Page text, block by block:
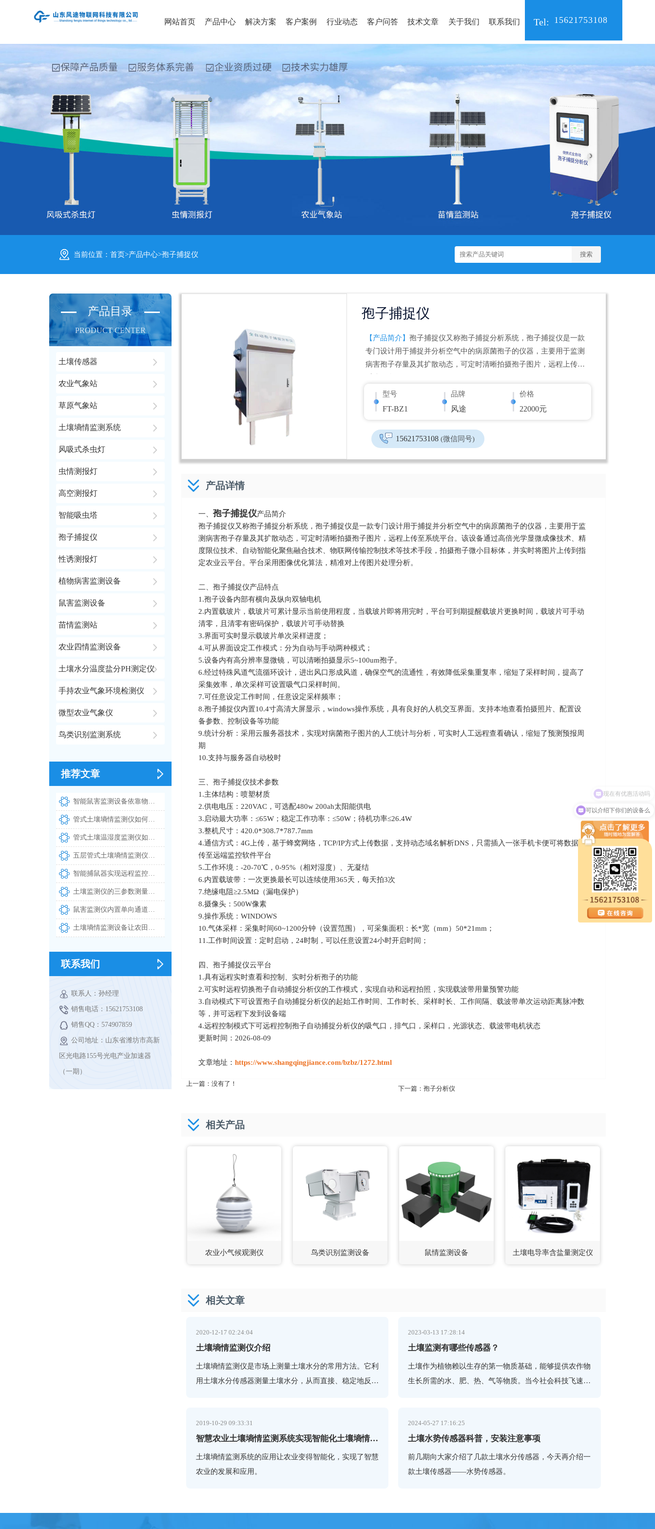
Tel: 15621753108
网站首页 产品中心 解决方案 客户案例 行业动态 客户问答 技术文章 关于我们 联系我们
当前位置： 首页>产品中心>孢子捕捉仪
产品目录
PRODUCT CENTER
土壤传感器
农业气象站
草原气象站
土壤墒情监测系统
风吸式杀虫灯
虫情测报灯
高空测报灯
智能吸虫塔
孢子捕捉仪
性诱测报灯
植物病害监测设备
鼠害监测设备
苗情监测站
农业四情监测设备
土壤水分温度盐分PH测定仪
手持农业气象环境检测仪
微型农业气象仪
鸟类识别监测系统
推荐文章
智能鼠害监测设备依靠物联网技术完成全天候鼠情采集工作
管式土壤墒情监测仪如何实现多深度土壤温湿度同步测量
管式土壤温湿度监测仪如何实现多层土壤参数同步测量
五层管式土壤墒情监测仪实现多深度土壤温湿度的同步测量
智能捕鼠器实现远程监控与自动识别鼠害
土壤监测仪的三参数测量精度及其在智慧农业中的应用
鼠害监测仪内置单向通道与高清摄像头实现自动拍照识别上报
土壤墒情监测设备让农田灌溉告别凭经验决策
联系我们
联系人：孙经理
销售电话：15621753108
销售QQ：574907859
公司地址：山东省潍坊市高新
区光电路155号光电产业加速器
（一期）
孢子捕捉仪
【产品简介】 孢子捕捉仪又称孢子捕捉分析系统，孢子捕捉仪是一款
专门设计用于捕捉并分析空气中的病原菌孢子的仪器，主要用于监测
病害孢子存量及其扩散动态，可定时清晰拍摄孢子图片，远程上传至
型号
FT-BZ1
品牌
风途
价格
22000元
15621753108(微信同号)
产品详情
一、孢子捕捉仪产品简介
孢子捕捉仪又称孢子捕捉分析系统，孢子捕捉仪是一款专门设计用于捕捉并分析空气中的病原菌孢子的仪器，主要用于监
测病害孢子存量及其扩散动态，可定时清晰拍摄孢子图片，远程上传至系统平台。该设备通过高倍光学显微成像技术、精
度限位技术、自动智能化聚焦融合技术、物联网传输控制技术等技术手段，拍摄孢子微小目标体，并实时将图片上传到指
定农业云平台。平台采用图像优化算法，精准对上传图片处理分析。
二、孢子捕捉仪产品特点
1.孢子设备内部有横向及纵向双轴电机
2.内置载玻片，载玻片可累计显示当前使用程度，当载玻片即将用完时，平台可到期提醒载玻片更换时间，载玻片可手动
清零，且清零有密码保护，载玻片可手动替换
3.界面可实时显示载玻片单次采样进度；
4.可从界面设定工作模式：分为自动与手动两种模式；
5.设备内有高分辨率显微镜，可以清晰拍摄显示5~100um孢子。
6.经过特殊风道气流循环设计，进出风口形成风道，确保空气的流通性，有效降低采集重复率，缩短了采样时间，提高了
采集效率，单次采样可设置吸气口采样时间。
7.可任意设定工作时间，任意设定采样频率；
8.孢子捕捉仪内置10.4寸高清大屏显示，windows操作系统，具有良好的人机交互界面。支持本地查看拍摄照片、配置设
备参数、控制设备等功能
9.统计分析：采用云服务器技术，实现对病菌孢子图片的人工统计与分析，可实时人工远程查看确认，缩短了预测预报周
期
10.支持与服务器自动校时
三、孢子捕捉仪技术参数
1.主体结构：喷塑材质
2.供电电压：220VAC，可选配480w 200ah太阳能供电
3.启动最大功率：≤65W；稳定工作功率：≤50W；待机功率≤26.4W
3.整机尺寸：420.0*308.7*787.7mm
4.通信方式：4G上传，基于蜂窝网络，TCP/IP方式上传数据，支持动态域名解析DNS，只需插入一张手机卡便可将数据上
传至远端监控软件平台
5.工作环境：-20-70℃，0-95%（相对湿度）、无凝结
6.内置载玻带：一次更换最长可以连续使用365天，每天拍3次
7.绝缘电阻≥2.5MΩ（漏电保护）
8.摄像头：500W像素
9.操作系统：WINDOWS
10.气体采样：采集时间60~1200分钟（设置范围），可采集面积：长*宽（mm）50*21mm；
11.工作时间设置：定时启动，24时制，可以任意设置24小时开启时间；
四、孢子捕捉仪云平台
1.具有远程实时查看和控制、实时分析孢子的功能
2.可实时远程切换孢子自动捕捉分析仪的工作模式，实现自动和远程拍照，实现载波带用量预警功能
3.自动模式下可设置孢子自动捕捉分析仪的起始工作时间、工作时长、采样时长、工作间隔、载波带单次运动距离脉冲数
等，并可远程下发到设备端
4.远程控制模式下可远程控制孢子自动捕捉分析仪的吸气口，排气口，采样口，光源状态、载波带电机状态
更新时间：2026-08-09
文章地址：https://www.shangqingjiance.com/bzbz/1272.html
上一篇：没有了！
下一篇：孢子分析仪
相关产品
农业小气候观测仪 鸟类识别监测设备 鼠情监测设备 土壤电导率含盐量测定仪
相关文章
2020-12-17 02:24:04
土壤墒情监测仪介绍
土壤墒情监测仪是市场上测量土壤水分的常用方法。它利
用土壤水分传感器测量土壤水分，从而直接、稳定地反映
2023-03-13 17:28:14
土壤监测有哪些传感器？
土壤作为植物赖以生存的第一物质基础，能够提供农作物
生长所需的水、肥、热、气等物质。当今社会科技飞速发
出现，使得现代农业更加高效和精准，各种不同的土壤检
测器为农业的种植生产提供科学的数据依据。那么究竟需
要对什么参数进行监测？都在扮演什么角色？
2019-10-29 09:33:31
智慧农业土壤墒情监测系统实现智能化土壤墒情监测
土壤墒情监测系统的应用让农业变得智能化，实现了智慧
农业的发展和应用。
2024-05-27 17:16:25
土壤水势传感器科普，安装注意事项
前几期向大家介绍了几款土壤水分传感器，今天再介绍一
款土壤传感器——水势传感器。
可以介绍下你们的设备么